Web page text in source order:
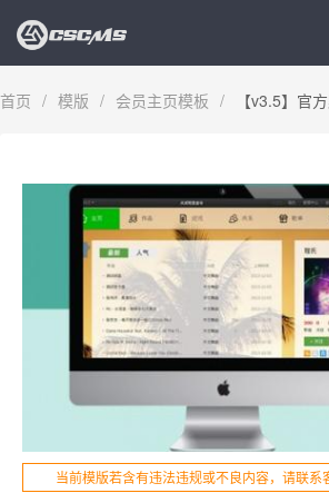
首页 / 模版 / 会员主页模板 / 【v3.5】官
当前模版若含有违法违规或不良内容，请联系